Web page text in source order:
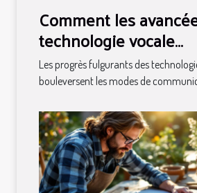
Comment les
technologie vocale
transforment-elles les
communications
Les progrès fulgurants des
bouleversent les modes de